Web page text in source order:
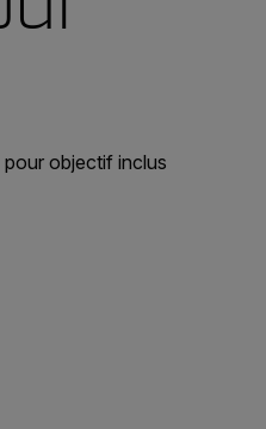
objectif inclus